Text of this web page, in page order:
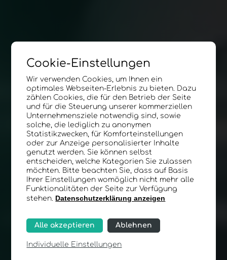
Cookie-Einstellungen
Wir verwenden Cookies, um Ihnen ein
optimales Webseiten-Erlebnis zu bieten. Dazu
zählen Cookies, die für den Betrieb der Seite
und für die Steuerung unserer kommerziellen
Unternehmensziele notwendig sind, sowie
solche, die lediglich zu anonymen
Statistikzwecken, für Komforteinstellungen
oder zur Anzeige personalisierter Inhalte
genutzt werden. Sie können selbst
entscheiden, welche Kategorien Sie zulassen
möchten. Bitte beachten Sie, dass auf Basis
Ihrer Einstellungen womöglich nicht mehr alle
Funktionalitäten der Seite zur Verfügung
stehen. Datenschutzerklärung anzeigen
Alle akzeptieren Ablehnen
Individuelle Einstellungen